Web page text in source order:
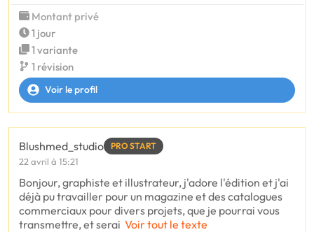
Montant privé
1 jour
1 variante
1 révision
Voir le profil
Blushmed_studio PRO START
22 avril à 15:21
Bonjour, graphiste et illustrateur, j'adore l'édition et j'ai
déjà pu travailler pour un magazine et des catalogues
commerciaux pour divers projets, que je pourrai vous
transmettre, et serai Voir tout le texte